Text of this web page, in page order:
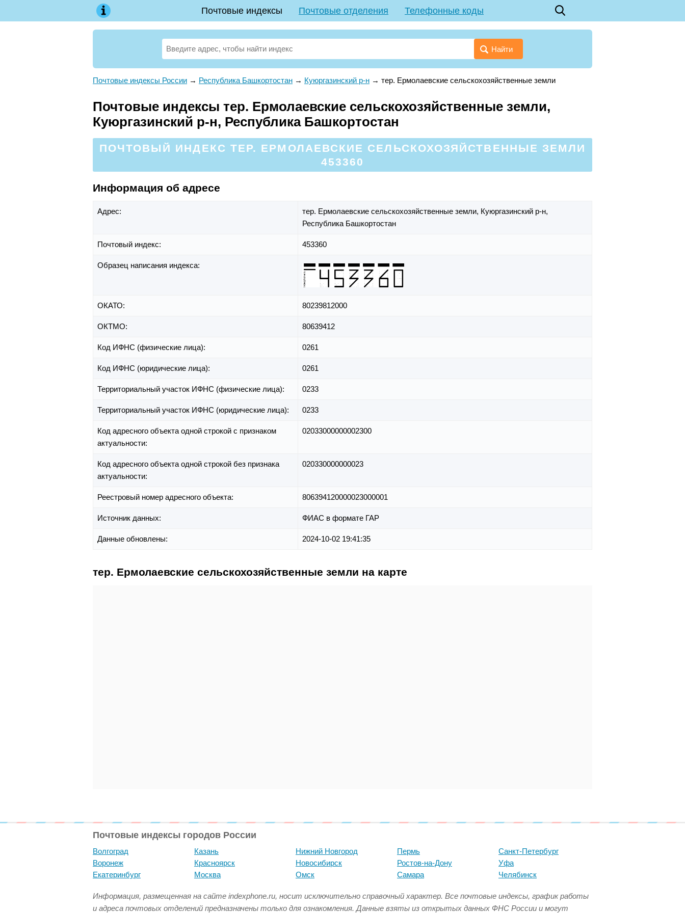
Почтовые индексы Почтовые отделения Телефонные коды
Найти
Почтовые индексы России → Республика Башкортостан → Куюргазинский р-н → тер. Ермолаевские сельскохозяйственные земли
Почтовые индексы тер. Ермолаевские сельскохозяйственные земли,
Куюргазинский р-н, Республика Башкортостан
ПОЧТОВЫЙ ИНДЕКС ТЕР. ЕРМОЛАЕВСКИЕ СЕЛЬСКОХОЗЯЙСТВЕННЫЕ ЗЕМЛИ
453360
Информация об адресе
Адрес: тер. Ермолаевские сельскохозяйственные земли, Куюргазинский р-н,
Республика Башкортостан
Почтовый индекс: 453360
Образец написания индекса:
ОКАТО: 80239812000
ОКТМО: 80639412
Код ИФНС (физические лица): 0261
Код ИФНС (юридические лица): 0261
Территориальный участок ИФНС (физические лица): 0233
Территориальный участок ИФНС (юридические лица): 0233
Код адресного объекта одной строкой с признаком
актуальности:
02033000000002300
Код адресного объекта одной строкой без признака
актуальности:
020330000000023
Реестровый номер адресного объекта: 806394120000023000001
Источник данных: ФИАС в формате ГАР
Данные обновлены: 2024-10-02 19:41:35
тер. Ермолаевские сельскохозяйственные земли на карте
Почтовые индексы городов России
Волгоград
Воронеж
Екатеринбург
Казань
Красноярск
Москва
Нижний Новгород
Новосибирск
Омск
Пермь
Ростов-на-Дону
Самара
Санкт-Петербург
Уфа
Челябинск
Информация, размещенная на сайте indexphone.ru, носит исключительно справочный характер. Все почтовые индексы, график работы
и адреса почтовых отделений предназначены только для ознакомления. Данные взяты из открытых данных ФНС России и могут